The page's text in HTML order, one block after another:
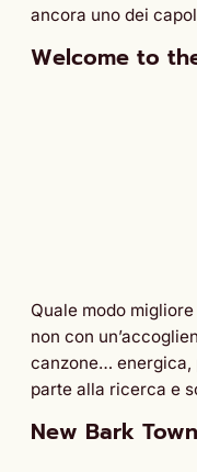
ancora uno dei
Welcome to
Quale modo
non con
canzone… energica,
parte alla ricerca e
New Bark Town